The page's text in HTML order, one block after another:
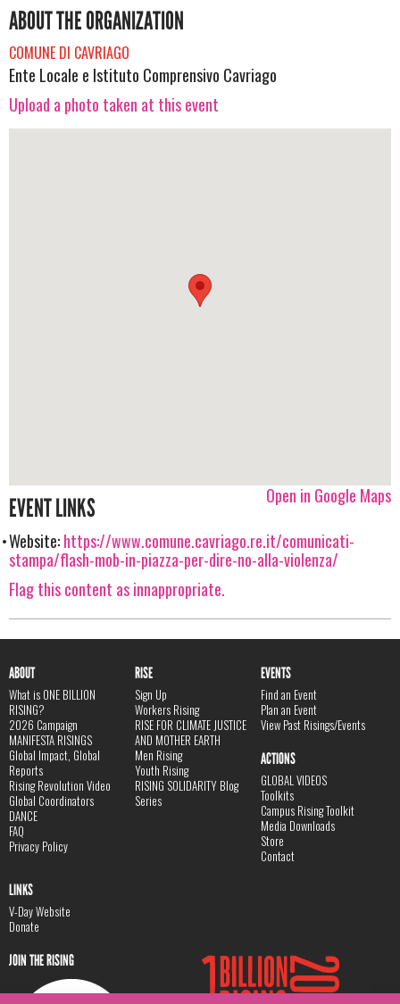
ABOUT THE ORGANIZATION
COMUNE DI CAVRIAGO
Ente Locale e Istituto Comprensivo Cavriago
Upload a photo taken at this event
Open in Google Maps
EVENT LINKS
Website:https://www.comune.cavriago.re.it/comunicati-
stampa/flash-mob-in-piazza-per-dire-no-alla-violenza/
Flag this content as innappropriate.
ABOUT
What is ONE BILLION
RISING?
2026 Campaign
MANIFESTA RISINGS
Global Impact, Global
Reports
Rising Revolution Video
Global Coordinators
DANCE
FAQ
Privacy Policy
RISE
Sign Up
Workers Rising
RISE FOR CLIMATE JUSTICE
AND MOTHER EARTH
Men Rising
Youth Rising
RISING SOLIDARITY Blog
Series
EVENTS
Find an Event
Plan an Event
View Past Risings/Events
ACTIONS
GLOBAL VIDEOS
Toolkits
Campus Rising Toolkit
Media Downloads
Store
Contact
LINKS
V-Day Website
Donate
JOIN THE RISING